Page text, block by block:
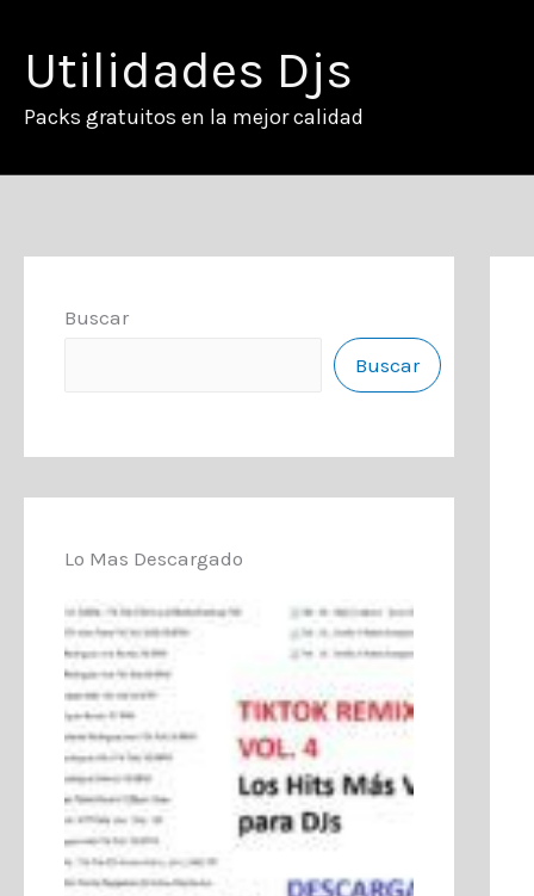
contenido
Utilidades Djs
Packs gratuitos en la mejor calidad
Buscar
Buscar
Lo Mas Descargado